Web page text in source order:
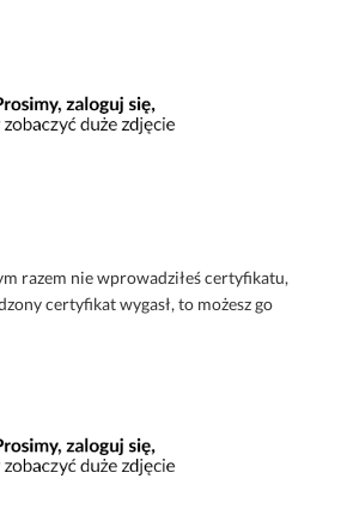
razem nie wprowadziłeś certyfikatu,
certyfikat wygasł, to możesz go